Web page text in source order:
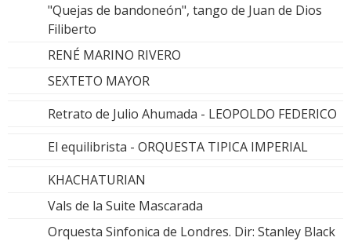
"Quejas de bandoneón", tango de Juan de Dios
Filiberto
RENÉ MARINO RIVERO
SEXTETO MAYOR
Retrato de Julio Ahumada - LEOPOLDO FEDERICO
El equilibrista - ORQUESTA TIPICA IMPERIAL
KHACHATURIAN
Vals de la Suite Mascarada
Orquesta Sinfonica de Londres. Dir: Stanley Black